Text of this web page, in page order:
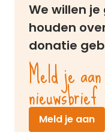
We willen
houden
donatie
Meld je
nieuwsbrief
Meld je aan